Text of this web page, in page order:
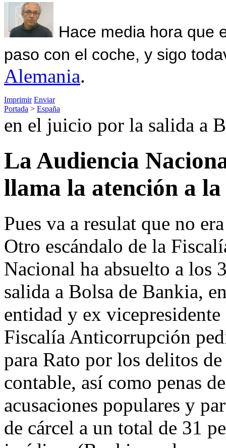
Hace media hora que
paso con el coche, y sigo
Alemania.
Imprimir Enviar
Portada > España
en el juicio por la salida a
La Audiencia
llama la atención a
Pues va a resulat que no
Otro escándalo de la
Nacional ha absuelto a los
salida a Bolsa de Bankia,
entidad y ex
Fiscalía Anticorrupción
para Rato por los delitos
contable, así como penas
acusaciones populares y
de cárcel a un total de 31